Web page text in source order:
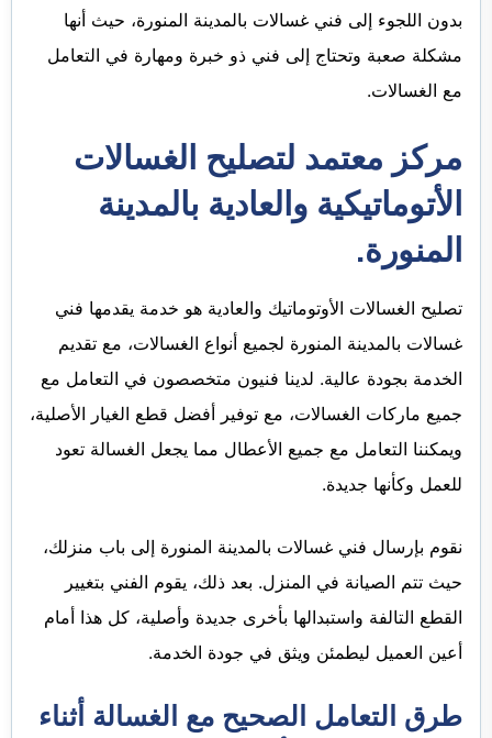
بدون اللجوء إلى فني غسالات بالمدينة المنورة، حيث أنها
مشكلة صعبة وتحتاج إلى فني ذو خبرة ومهارة في التعامل
مع الغسالات.
مركز معتمد لتصليح الغسالات
الأتوماتيكية والعادية بالمدينة
المنورة.
تصليح الغسالات الأوتوماتيك والعادية هو خدمة يقدمها فني
غسالات بالمدينة المنورة لجميع أنواع الغسالات، مع تقديم
الخدمة بجودة عالية. لدينا فنيون متخصصون في التعامل مع
جميع ماركات الغسالات، مع توفير أفضل قطع الغيار الأصلية،
ويمكننا التعامل مع جميع الأعطال مما يجعل الغسالة تعود
للعمل وكأنها جديدة.
نقوم بإرسال فني غسالات بالمدينة المنورة إلى باب منزلك،
حيث تتم الصيانة في المنزل. بعد ذلك، يقوم الفني بتغيير
القطع التالفة واستبدالها بأخرى جديدة وأصلية، كل هذا أمام
أعين العميل ليطمئن ويثق في جودة الخدمة.
طرق التعامل الصحيح مع الغسالة أثناء